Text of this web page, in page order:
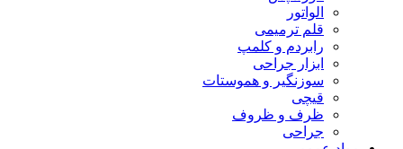
الواتور
قلم ترمیمی
رابردم و کلمپ
ابزار جراحی
سوزنگیر و هموستات
قیچی
ظرف و ظروف
جراحی